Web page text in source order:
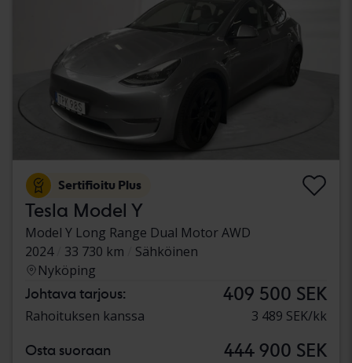
Sertifioitu Plus
Tesla Model Y
Model Y Long Range Dual Motor AWD
2024
33 730 km
Sähköinen
Nyköping
Johtava tarjous: 409 500 SEK
Rahoituksen kanssa 3 489 SEK/kk
Osta suoraan 444 900 SEK